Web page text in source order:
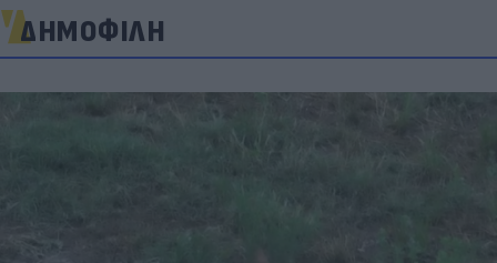
ΔΗΜΟΦΙΛΗ